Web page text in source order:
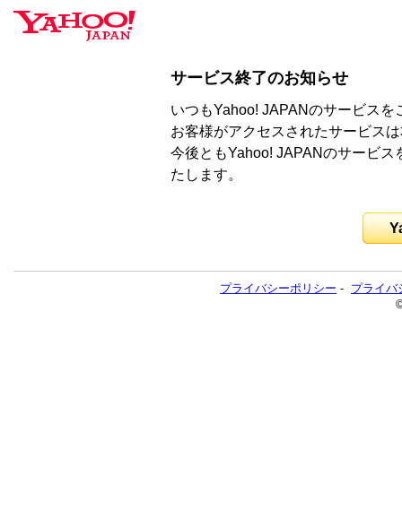
サービス終了のお知らせ
いつもYahoo! JAPANのサービス
お客様がアクセスされたサービス
今後ともYahoo! JAPANのサービ
たします。
プライバシーポリシー - プライバ